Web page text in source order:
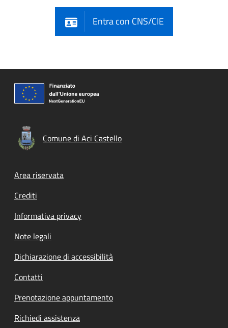
Entra con CNS/CIE
Comune di Aci Castello
Footer menu
Area riservata
Crediti
Informativa privacy
Note legali
Dichiarazione di accessibilità
Contatti
Prenotazione appuntamento
Richiedi assistenza